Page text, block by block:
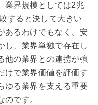
業界規模としては2兆
すると決して大きい
あるわけでもなく、安
し、業界単独で存在し
他の業界との連携が強
けで業界価値を評価す
ゆる業界を支える重要
です。